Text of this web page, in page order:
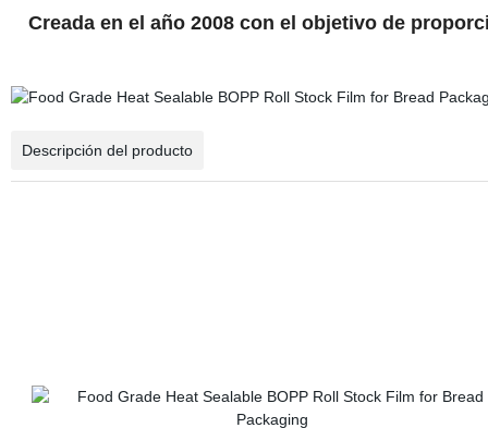
Creada en el año 2008 con el objetivo de
Descripción del producto